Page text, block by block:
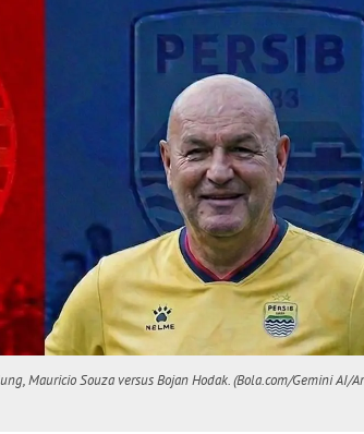
Mauricio Souza versus Bojan Hodak. (Bola.com/Gemini AI/